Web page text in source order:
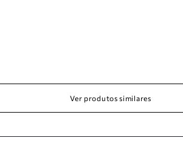
Ver produtos similares